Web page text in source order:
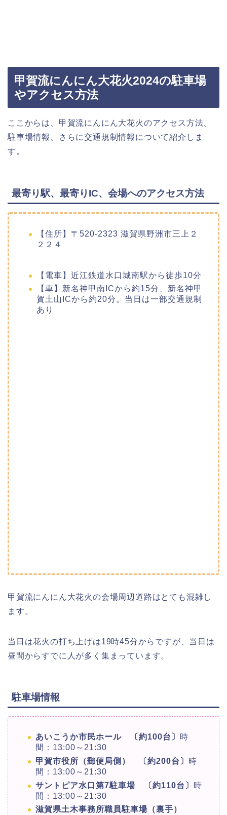
甲賀流にんにん大花火2024の駐車場
やアクセス方法
ここからは、甲賀流にんにん大花火のアクセス方法、
駐車場情報、さらに交通規制情報について紹介しま
す。
最寄り駅、最寄りIC、会場へのアクセス方法
【住所】〒520-2323 滋賀県野洲市三上２
２２４
【電車】近江鉄道水口城南駅から徒歩10分
【車】新名神甲南ICから約15分、新名神甲
賀土山ICから約20分。当日は一部交通規制
あり
甲賀流にんにん大花火の会場周辺道路はとても混雑し
ます。
当日は花火の打ち上げは19時45分からですが、当日は
昼間からすでに人が多く集まっています。
駐車場情報
あいこうか市民ホール 〔約100台〕 時
間：13:00～21:30
甲賀市役所（郵便局側） 〔約200台〕 時
間：13:00～21:30
サントピア水口第7駐車場 〔約110台〕 時
間：13:00～21:30
滋賀県土木事務所職員駐車場（裏手）